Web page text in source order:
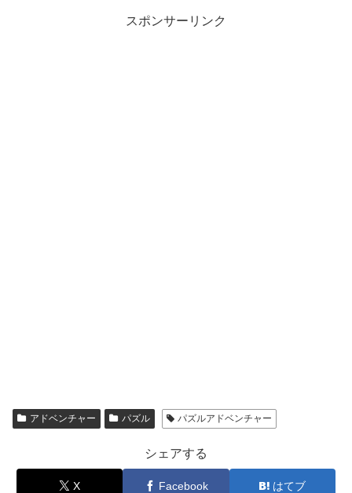
スポンサーリンク
アドベンチャー パズル パズルアドベンチャー
シェアする
X Facebook はてブ